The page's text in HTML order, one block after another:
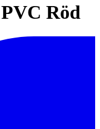
Röd